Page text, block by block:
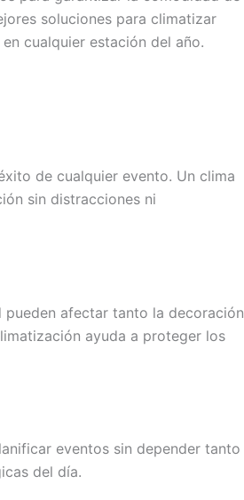
soluciones para climatizar
cualquier estación del año.
de cualquier evento. Un clima
sin distracciones ni
pueden afectar tanto la decoración
ayuda a proteger los
eventos sin depender tanto
del día.